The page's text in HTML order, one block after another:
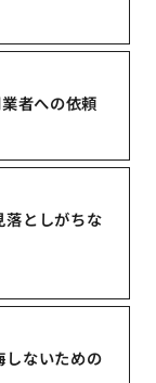
者への依頼
落としがちな
しないための